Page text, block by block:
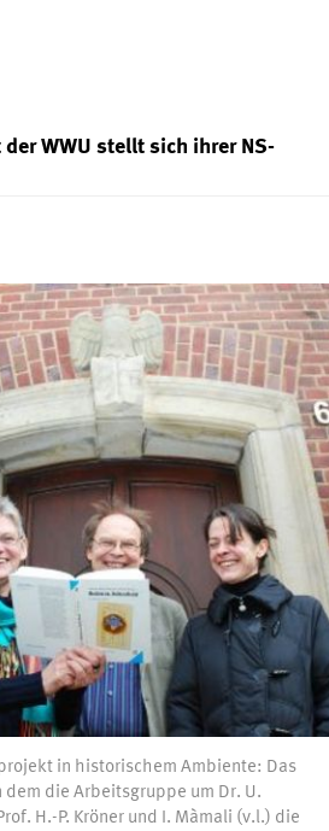
WWU stellt sich ihrer NS-
in historischem Ambiente: Das
dem die Arbeitsgruppe um Dr. U.
H.-P. Kröner und I. Màmali (v.l.) die